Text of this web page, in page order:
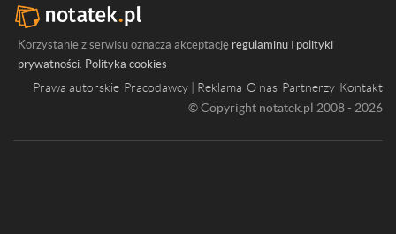
Korzystanie z serwisu oznacza akceptację regulaminu i polityki
prywatności Polityka cookies
Prawa autorskie Pracodawcy | Reklama O nas Partnerzy Kontakt
© Copyright notatek.pl 2008 - 2026